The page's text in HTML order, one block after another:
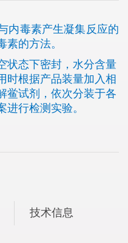
内毒素产生凝集反应的
素的方法。
状态下密封，水分含量
时根据产品装量加入相
鲎试剂，依次分装于各
行检测实验。
技术信息